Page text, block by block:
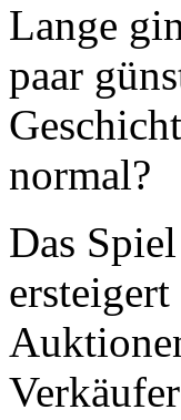
Lange
paar
normal?
Das